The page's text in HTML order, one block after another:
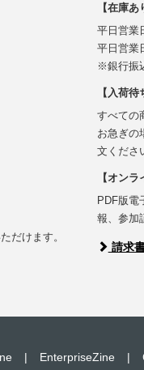
だけます。
【在庫あ
平日営業
平日営業
※銀行振
【入荷
すべての
お急ぎの
文くださ
【オン
PDF版電
報、参加
請求
| EnterpriseZine |